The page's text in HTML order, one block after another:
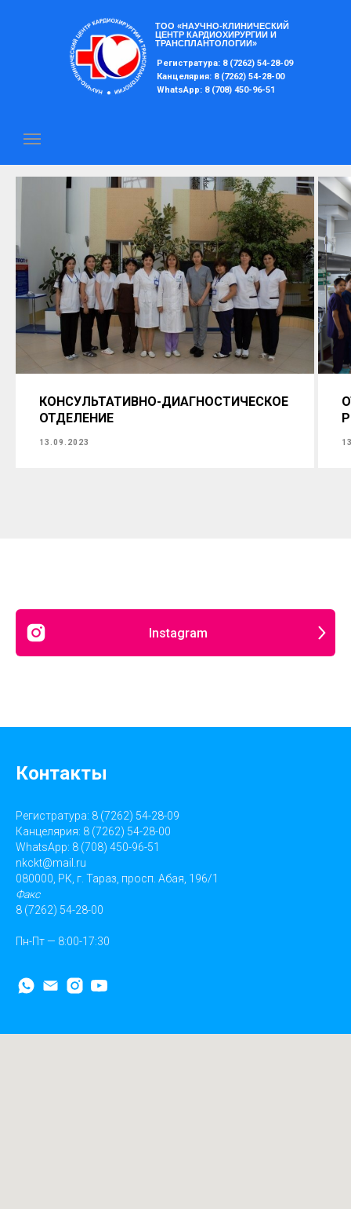
ТОО «НАУЧНО-КЛИНИЧЕСКИЙ
ЦЕНТР КАРДИОХИРУРГИИ И
ТРАНСПЛАНТОЛОГИИ»
Регистратура: 8 (7262) 54-28-09
Канцелярия: 8 (7262) 54-28-00
WhatsApp: 8 (708) 450-96-51
Отделения
КОНСУЛЬТАТИВНО-ДИАГНОСТИЧЕСКОЕ
ОТДЕЛЕНИЕ
13.09.2023
Instagram
Контакты
Регистратура: 8 (7262) 54-28-09
Канцелярия: 8 (7262) 54-28-00
WhatsApp: 8 (708) 450-96-51
nkckt@mail.ru
080000, РК, г. Тараз, просп. Абая, 196/1
Факс
8 (7262) 54-28-00
Пн-Пт — 8:00-17:30